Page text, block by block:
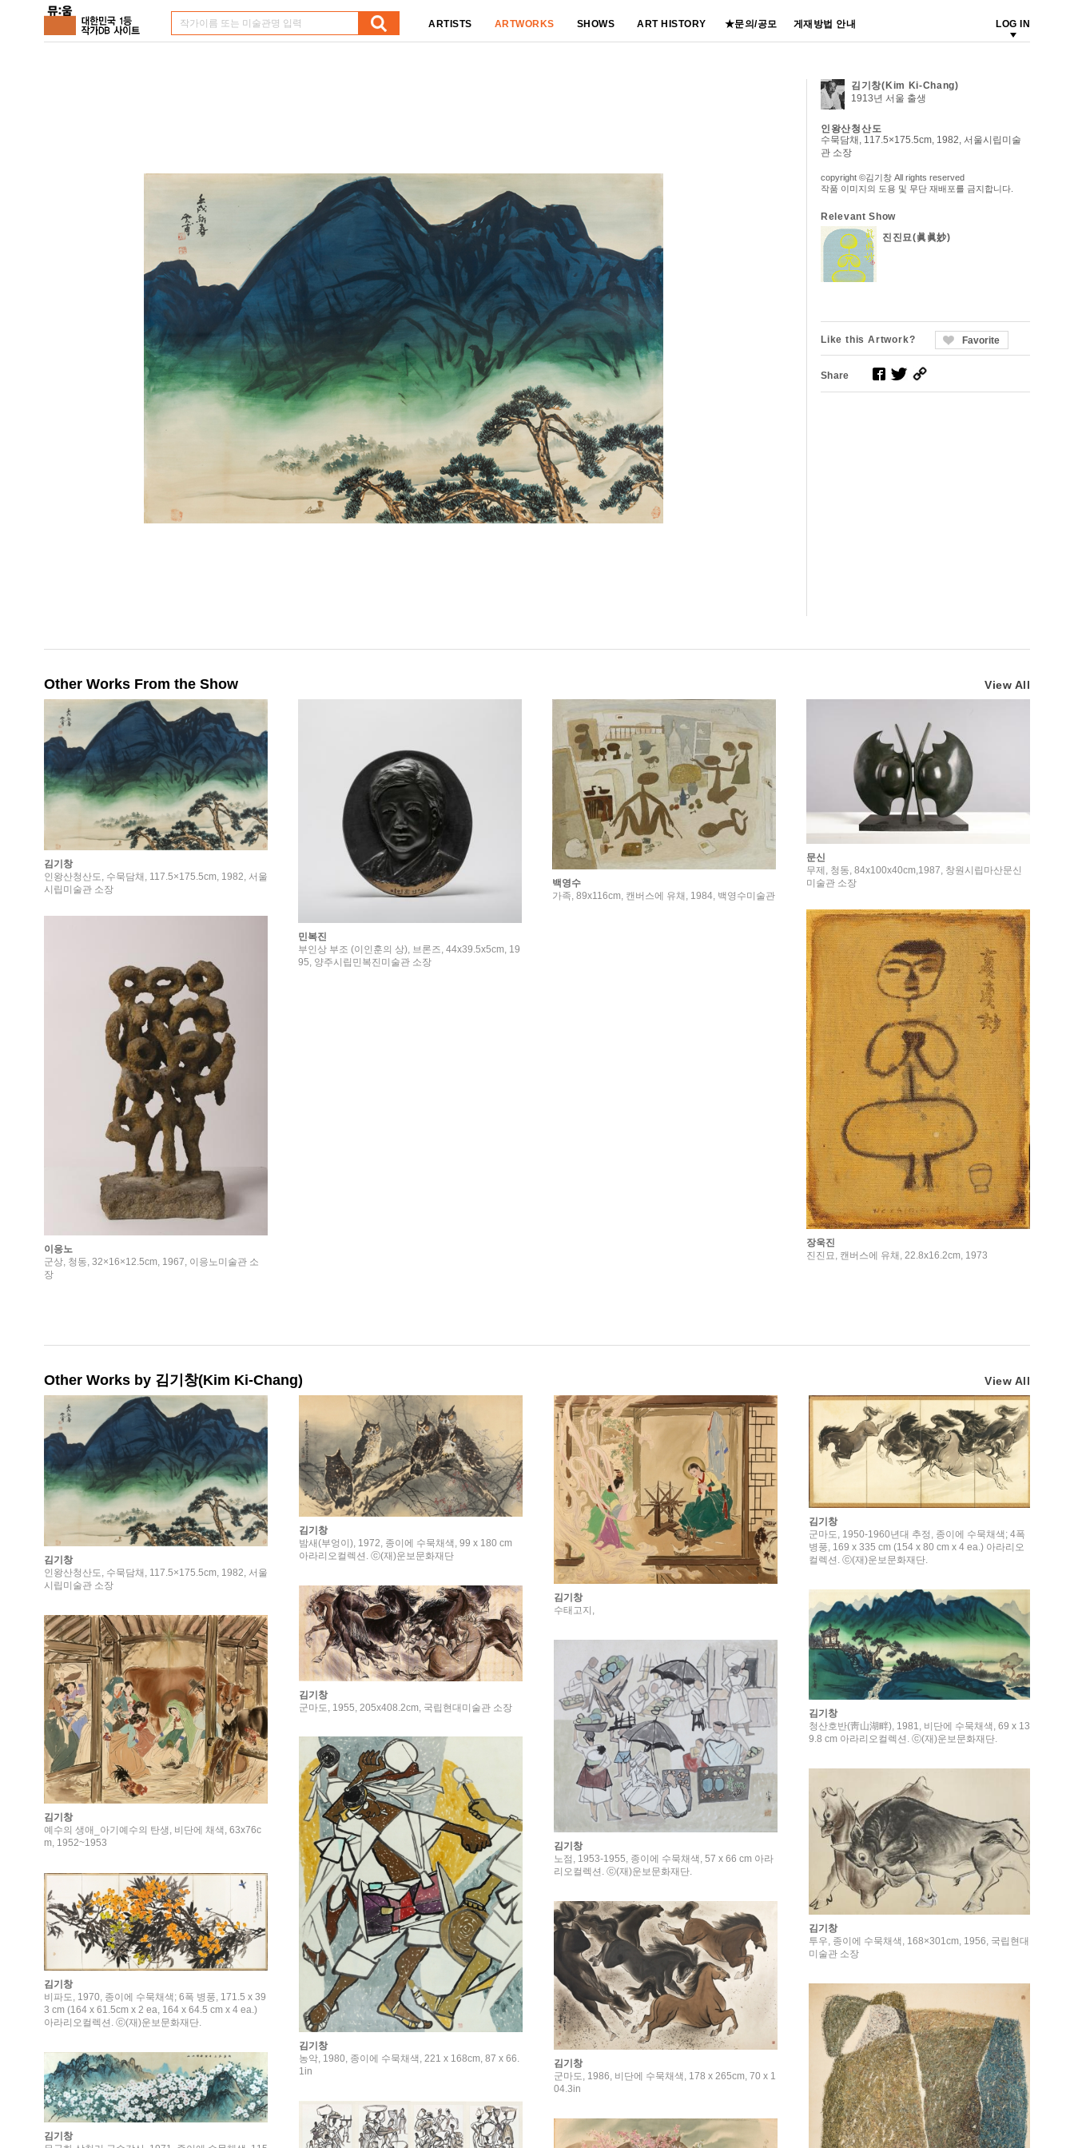
ARTISTS ARTWORKS SHOWS ART HISTORY ★문의/공모 게재방법 안내 LOG IN
김기창(Kim Ki-Chang)
1913년 서울 출생
인왕산청산도
수묵담채, 117.5×175.5cm, 1982, 서울시립미술
관 소장
copyright ©김기창 All rights reserved
작품 이미지의 도용 및 무단 재배포를 금지합니다.
Relevant Show
진진묘(眞眞妙)
Like this Artwork? Favorite
Share
Other Works From the Show View All
김기창
인왕산청산도, 수묵담채, 117.5×175.5cm, 1982, 서울
시립미술관 소장
민복진
부인상 부조 (이인훈의 상), 브론즈, 44x39.5x5cm, 19
95, 양주시립민복진미술관 소장
백영수
가족, 89x116cm, 캔버스에 유채, 1984, 백영수미술관
문신
무제, 청동, 84x100x40cm,1987, 창원시립마산문신
미술관 소장
장욱진
진진묘, 캔버스에 유채, 22.8x16.2cm, 1973
이응노
군상, 청동, 32×16×12.5cm, 1967, 이응노미술관 소
장
Other Works by 김기창(Kim Ki-Chang) View All
김기창
인왕산청산도, 수묵담채, 117.5×175.5cm, 1982, 서울
시립미술관 소장
김기창
밤새(부엉이), 1972, 종이에 수묵채색, 99 x 180 cm
아라리오컬렉션. ⓒ(재)운보문화재단
김기창
수태고지,
김기창
군마도, 1950-1960년대 추정, 종이에 수묵채색; 4폭
병풍, 169 x 335 cm (154 x 80 cm x 4 ea.) 아라리오
컬렉션. ⓒ(재)운보문화재단.
김기창
군마도, 1955, 205x408.2cm, 국립현대미술관 소장
김기창
청산호반(靑山湖畔), 1981, 비단에 수묵채색, 69 x 13
9.8 cm 아라리오컬렉션. ⓒ(재)운보문화재단.
김기창
예수의 생애_아기예수의 탄생, 비단에 채색, 63x76c
m, 1952~1953
김기창
노점, 1953-1955, 종이에 수묵채색, 57 x 66 cm 아라
리오컬렉션. ⓒ(재)운보문화재단.
김기창
농악, 1980, 종이에 수묵채색, 221 x 168cm, 87 x 66.
1in
김기창
투우, 종이에 수묵채색, 168×301cm, 1956, 국립현대
미술관 소장
김기창
비파도, 1970, 종이에 수묵채색; 6폭 병풍, 171.5 x 39
3 cm (164 x 61.5cm x 2 ea, 164 x 64.5 cm x 4 ea.)
아라리오컬렉션. ⓒ(재)운보문화재단.
김기창
군마도, 1986, 비단에 수묵채색, 178 x 265cm, 70 x 1
04.3in
김기창